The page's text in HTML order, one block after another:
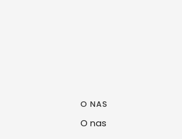
O NAS
O nas